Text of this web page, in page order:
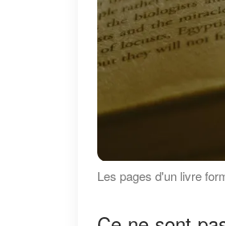
Les pages d'un livre